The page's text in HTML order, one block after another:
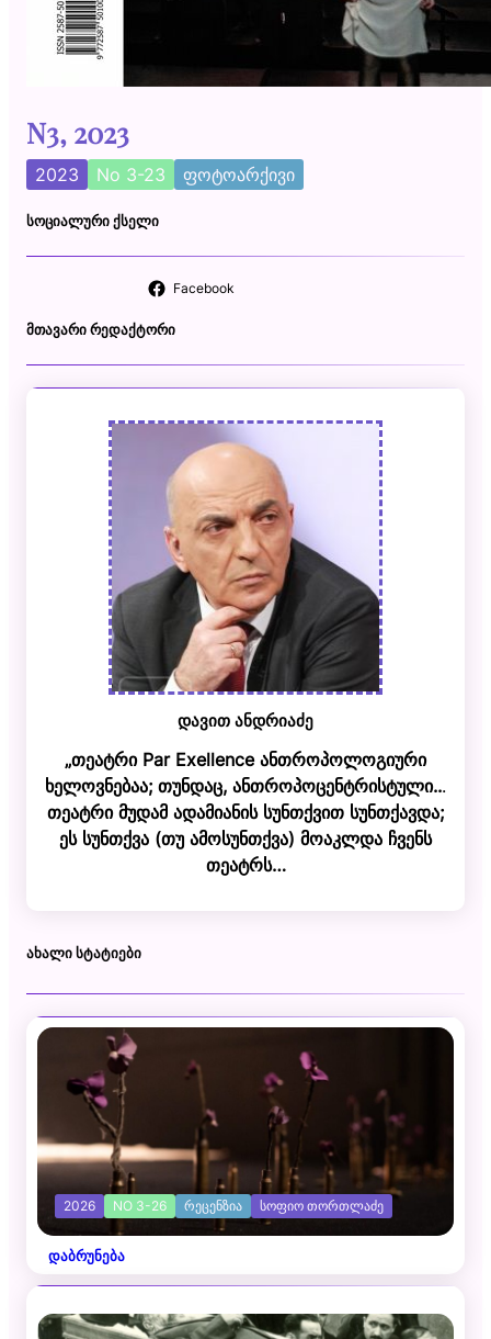
N3, 2023
2023 No 3-23 ფოტოარქივი
ᲡᲝᲪᲘᲐᲚᲣᲠᲘ ᲥᲡᲔᲚᲘ
Facebook
ᲛᲗᲐᲕᲐᲠᲘ ᲠᲔᲓᲐᲥᲢᲝᲠᲘ
დავით ანდრიაძე
„თეატრი Par Exellence ანთროპოლოგიური
ხელოვნებაა; თუნდაც, ანთროპოცენტრისტული...
თეატრი მუდამ ადამიანის სუნთქვით სუნთქავდა;
ეს სუნთქვა (თუ ამოსუნთქვა) მოაკლდა ჩვენს
თეატრს…
ᲐᲮᲐᲚᲘ ᲡᲢᲐᲢᲘᲔᲑᲘ
2026 NO 3-26 ᲠᲔᲪᲔᲜᲖᲘᲐ ᲡᲝᲤᲘᲝ ᲗᲝᲠᲗᲚᲐᲫᲔ
დაბრუნება